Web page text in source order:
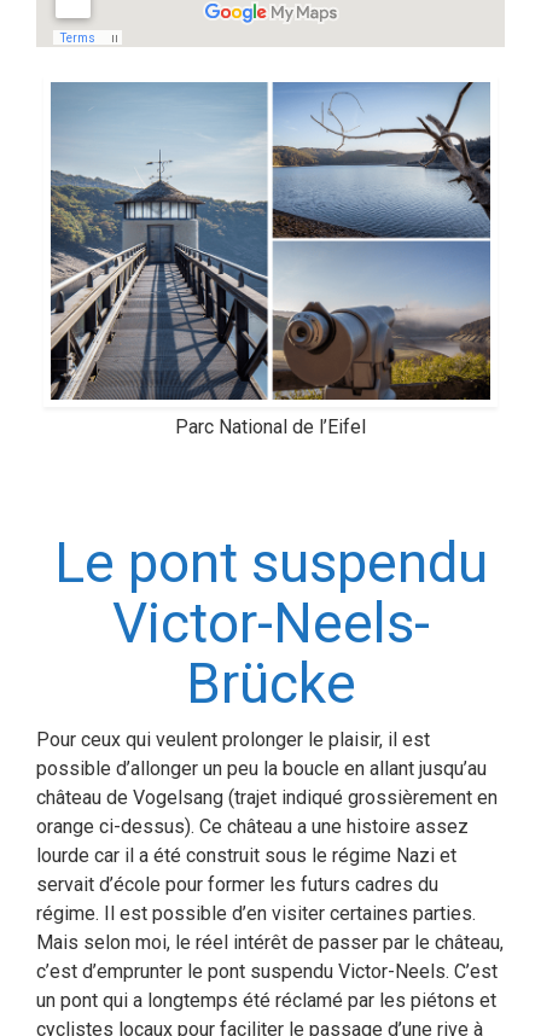
Parc National de l’Eifel
Le pont suspendu
Victor-Neels-
Brücke
Pour ceux qui veulent prolonger le plaisir, il est
possible d’allonger un peu la boucle en allant jusqu’au
château de Vogelsang (trajet indiqué grossièrement en
orange ci-dessus). Ce château a une histoire assez
lourde car il a été construit sous le régime Nazi et
servait d’école pour former les futurs cadres du
régime. Il est possible d’en visiter certaines parties.
Mais selon moi, le réel intérêt de passer par le château,
c’est d’emprunter le pont suspendu Victor-Neels. C’est
un pont qui a longtemps été réclamé par les piétons et
cyclistes locaux pour faciliter le passage d’une rive à